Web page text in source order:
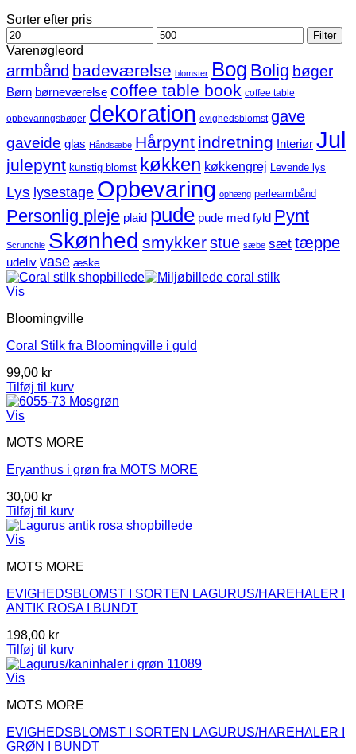
Sorter efter pris
Mindste
pris
Højeste
pris
Filter
Varenøgleord
armbånd badeværelse blomster Bog Bolig bøger
Børn børneværelse coffee table book coffee table
opbevaringsbøger dekoration evighedsblomst gave
gaveide glas Håndsæbe Hårpynt indretning Interiør Jul
julepynt kunstig blomst køkken køkkengrej Levende lys
Lys lysestage Opbevaring ophæng perlearmbånd
Personlig pleje plaid pude pude med fyld Pynt
Scrunchie Skønhed smykkerstue sæbe sæt tæppe
udeliv vase æske
Vis
Bloomingville
Coral Stilk fra Bloomingville i guld
99,00 kr
Tilføj til kurv
Vis
MOTS MORE
Eryanthus i grøn fra MOTS MORE
30,00 kr
Tilføj til kurv
Vis
MOTS MORE
EVIGHEDSBLOMST I SORTEN LAGURUS/HAREHALER I
ANTIK ROSA I BUNDT
198,00 kr
Tilføj til kurv
Vis
MOTS MORE
EVIGHEDSBLOMST I SORTEN LAGURUS/HAREHALER I
GRØN I BUNDT